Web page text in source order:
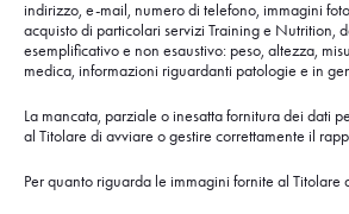
indirizzo, e-mail, numero di telefono, immagini
acquisto di particolari servizi Training e Nutrition,
esemplificativo e non esaustivo: peso, altezza,
medica, informazioni riguardanti patologie e in
La mancata, parziale o inesatta fornitura dei dati
al Titolare di avviare o gestire correttamente il
Per quanto riguarda le immagini fornite al Titolare